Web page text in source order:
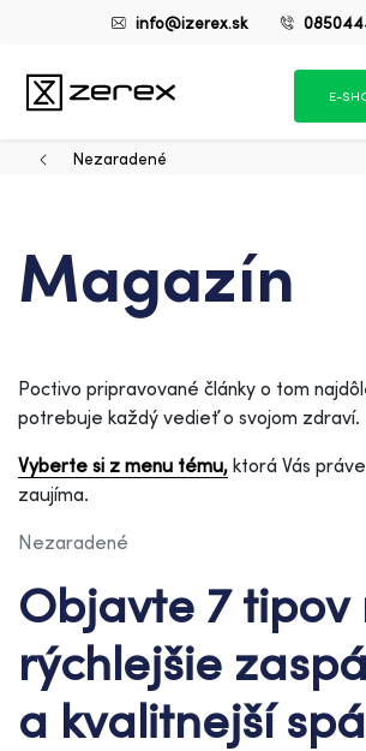
info@izerex.sk
E-
Nezaradené
Magazín
Poctivo pripravované články o tom
potrebuje každý vedieť o svojom zdraví.
Vyberte si z menu tému, ktorá Vás
zaujíma.
Nezaradené
Objavte 7 tipov
rýchlejšie
a kvalitnejší